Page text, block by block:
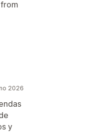
2026
y